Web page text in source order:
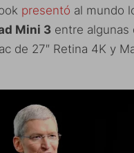
presentó al mundo
Mini 3 entre algunas
de 27″ Retina 4K y